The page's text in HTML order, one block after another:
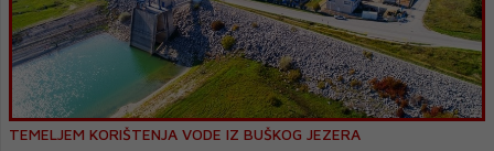
TEMELJEM KORIŠTENJA VODE IZ BUŠKOG JEZERA